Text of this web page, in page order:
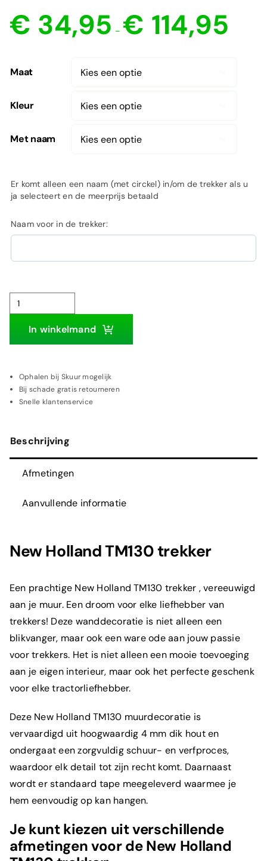
€ 34,95 - € 114,95
Maat
Kleur
Met naam
Er komt alleen een naam (met circkel) in/om de trekker als u
ja selecteert en de meerprijs betaald
Naam voor in de trekker:
New
Holland
TM130
|
Houten
In winkelmand
Ophalen bij Skuur mogelijk
Bij schade gratis retourneren
Snelle klantenservice
Beschrijving
Afmetingen
Aanvullende informatie
New Holland TM130 trekker
Een prachtige New Holland TM130 trekker , vereeuwigd
aan je muur. Een droom voor elke liefhebber van
trekkers! Deze wanddecoratie is niet alleen een
blikvanger, maar ook een ware ode aan jouw passie
voor trekkers. Het is niet alleen een mooie toevoeging
aan je eigen interieur, maar ook het perfecte geschenk
voor elke tractorliefhebber.
Deze New Holland TM130 muurdecoratie is
vervaardigd uit hoogwaardig 4 mm dik hout en
ondergaat een zorgvuldig schuur- en verfproces,
waardoor elk detail tot zijn recht komt. Daarnaast
wordt er standaard tape meegeleverd waarmee je
hem eenvoudig op kan hangen.
Je kunt kiezen uit verschillende
afmetingen voor de New Holland